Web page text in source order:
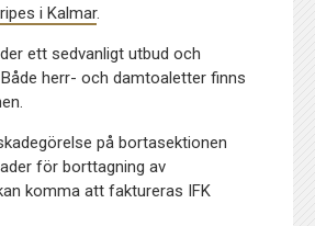
i Kalmar.
ett sedvanligt utbud och
herr- och damtoaletter finns
på bortasektionen
för borttagning av
komma att faktureras IFK